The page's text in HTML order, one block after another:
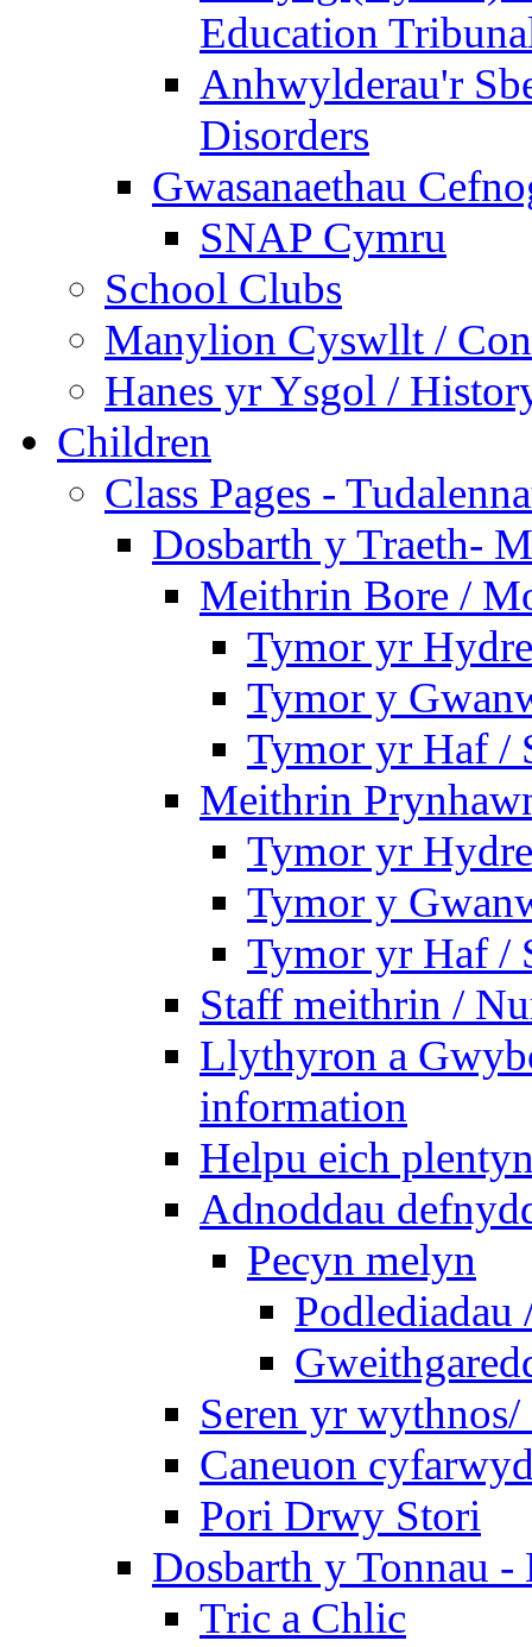
Education
Anhwylderau'r
Disorders
Gwasanaethau
SNAP Cymru
School Clubs
Manylion Cyswllt /
Hanes yr Ysgol /
Children
Class Pages -
Dosbarth y Traeth-
Meithrin Bore /
Tymor yr
Tymor y
Tymor yr Haf /
Meithrin
Tymor yr
Tymor y
Tymor yr Haf /
Staff meithrin /
Llythyron a
information
Helpu eich
Adnoddau
Pecyn melyn
Podlediadau
Seren yr
Caneuon
Pori Drwy Stori
Dosbarth y Tonnau -
Tric a Chlic